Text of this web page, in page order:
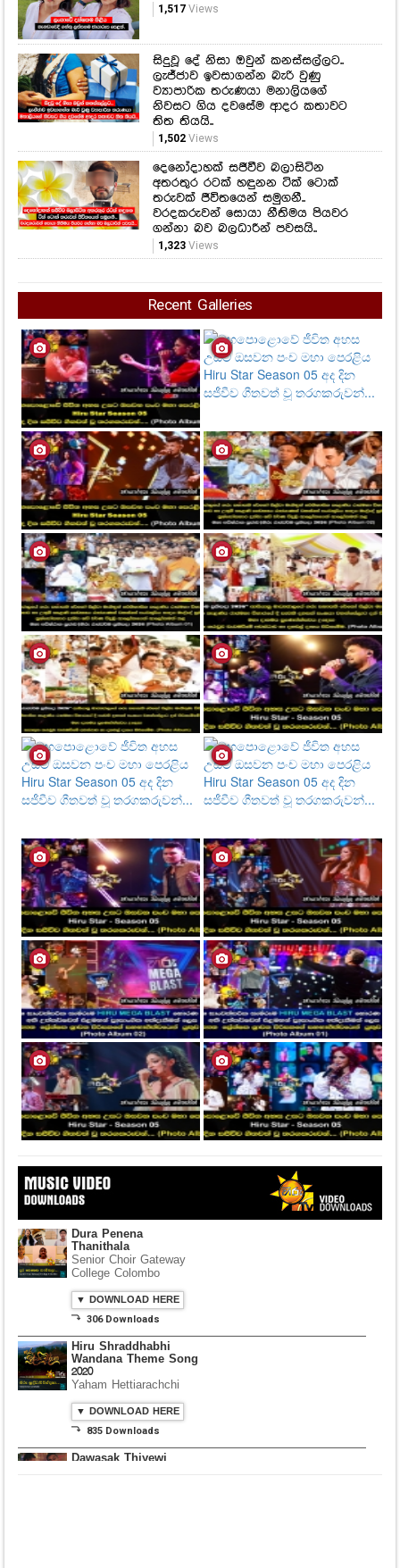
1,517Views
සිදුවූ දේ නිසා ඔවුන් කනස්සල්ලට..
ලැජ්ජාව ඉවසාගන්න බැරි වුණු
ව්‍යාපාරික තරුණයා මනාලියගේ
නිවසට ගිය දවසේම ආදර කතාවට
තිත තියයි..
1,502Views
දෙනෝදාහක් සජීවීව බලාසිටින
අතරතුර රටක් හඳුනන ටික් ටොක්
තරුවක් ජීවිතයෙන් සමුගනී..
වරදකරුවන් සොයා නීතිමය පියවර
ගන්නා බව බලධාරීන් පවසයි..
1,323Views
Recent Galleries
Dura Penena
Thanithala
Senior Choir Gateway
College Colombo
▼ DOWNLOAD HERE
⤵ 306 Downloads
Hiru Shraddhabhi
Wandana Theme Song
2020
Yaham Hettiarachchi
▼ DOWNLOAD HERE
⤵ 835 Downloads
Dawasak Thiyewi